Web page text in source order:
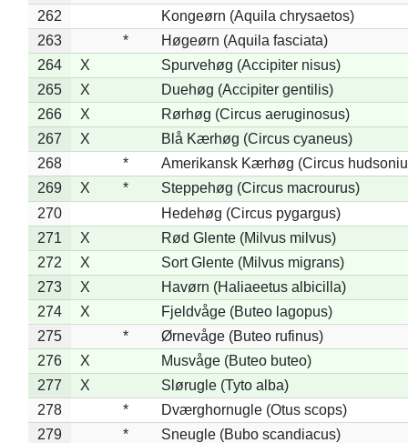
262
Kongeørn (Aquila chrysaetos)
263
*
Høgeørn (Aquila fasciata)
264
X
Spurvehøg (Accipiter nisus)
265
X
Duehøg (Accipiter gentilis)
266
X
Rørhøg (Circus aeruginosus)
267
X
Blå Kærhøg (Circus cyaneus)
268
*
Amerikansk Kærhøg (Circus
269
X *
Steppehøg (Circus macrourus)
270
Hedehøg (Circus pygargus)
271
X
Rød Glente (Milvus milvus)
272
X
Sort Glente (Milvus migrans)
273
X
Havørn (Haliaeetus albicilla)
274
X
Fjeldvåge (Buteo lagopus)
275
*
Ørnevåge (Buteo rufinus)
276
X
Musvåge (Buteo buteo)
277
X
Slørugle (Tyto alba)
278
*
Dværghornugle (Otus scops)
279
*
Sneugle (Bubo scandiacus)